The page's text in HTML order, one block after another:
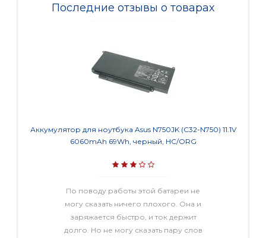
Последние отзывы о товарах
Аккумулятор для ноутбука Asus N750JK (C32-N750) 11.1V
6060mAh 69Wh, черный, HC/ORG
По поводу работы этой батареи не
могу сказать ничего плохого. Она и
заряжается быстро, и ток держит
долго. Но не могу сказать пару слов